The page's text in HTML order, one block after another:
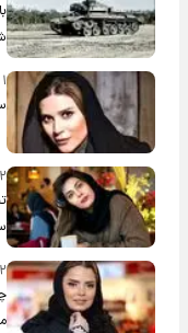
۱ ساعت پیش
۲ روز پیش
۲ روز پیش